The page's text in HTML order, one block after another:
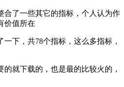
合了一些其它的指标，个人认为作
价值所在
下，共78个指标，这么多指标，
就下载的，也是最的比较火的，